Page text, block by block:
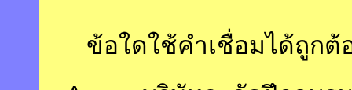
ข้อใดใช้คำเชื่อมได้ถูกต้